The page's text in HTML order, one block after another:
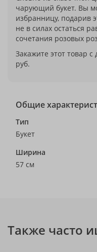
чарующий букет. Вы
избранницу, подарив
не в силах остаться
сочетания розовых
Закажите этот товар
руб.
Общие
Тип
Букет
Ширина
57 см
Также часто